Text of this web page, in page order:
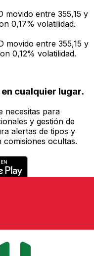
movido entre 355,15 y
0,17% volatilidad.
movido entre 355,15 y
0,12% volatilidad.
cualquier lugar.
necesitas para
y gestión de
alertas de tipos y
ocultas.